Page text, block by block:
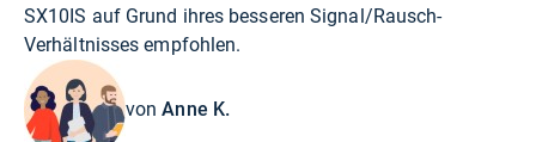
SX10IS auf Grund ihres besseren Signal/Rausch-
Verhältnisses empfohlen.
vonAnne K.